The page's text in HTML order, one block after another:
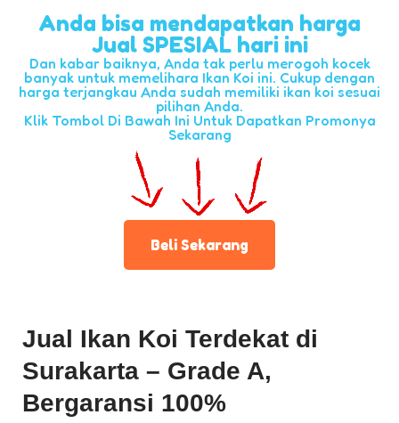
Anda bisa mendapatkan harga
Jual SPESIAL hari ini
Dan kabar baiknya, Anda tak perlu merogoh kocek
banyak untuk memelihara Ikan Koi ini. Cukup dengan
harga terjangkau Anda sudah memiliki ikan koi sesuai
pilihan Anda.
Klik Tombol Di Bawah Ini Untuk Dapatkan Promonya
Sekarang
Beli Sekarang
Jual Ikan Koi Terdekat di
Surakarta – Grade A,
Bergaransi 100%